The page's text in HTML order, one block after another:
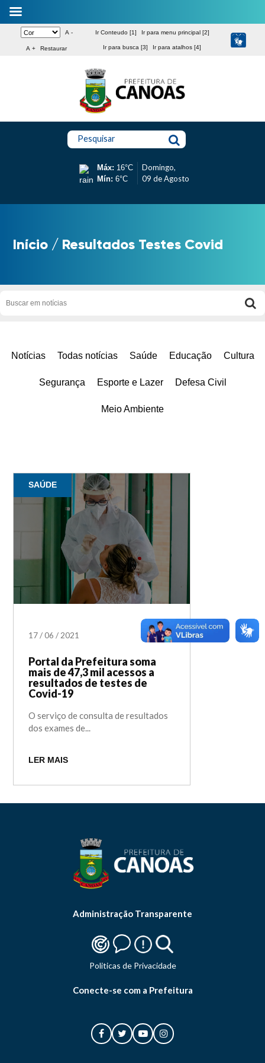
A -
A + Restaurar
Ir Conteudo [1] Ir para menu principal [2]
Ir para busca [3] Ir para atalhos [4]
Pesquisar
Máx: 16°C
Mín: 6°C
Domingo,
09 de Agosto
Início / Resultados Testes Covid
Notícias Todas notícias Saúde Educação Cultura
Segurança Esporte e Lazer Defesa Civil
Meio Ambiente
SAÚDE
17 /06 /2021
Portal da Prefeitura soma
mais de 47,3 mil acessos a
resultados de testes de
Covid-19
O serviço de consulta de resultados
dos exames de...
LER MAIS
Administração Transparente
Politicas de Privacidade
Conecte-se com a Prefeitura